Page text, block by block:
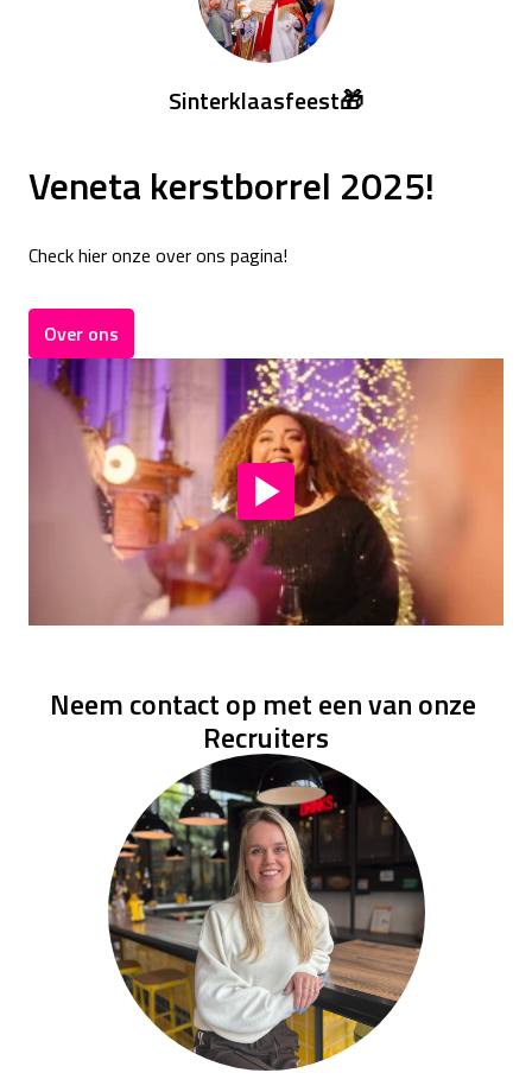
Sinterklaasfeest🎁
Veneta kerstborrel 2025!
Check hier onze over ons pagina!
Over ons
Neem contact op met een van onze
Recruiters